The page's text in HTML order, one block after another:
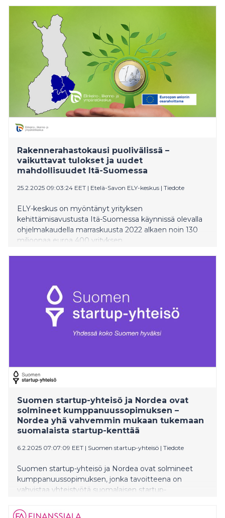
Rakennerahastokausi puolivälissä –
vaikuttavat tulokset ja uudet
mahdollisuudet Itä-Suomessa
25.2.2025 09:03:24 EET | Etelä-Savon ELY-keskus | Tiedote
ELY-keskus on myöntänyt yrityksen
kehittämisavustusta Itä-Suomessa käynnissä olevalla
ohjelmakaudella marraskuusta 2022 alkaen noin 130
miljoonaa euroa 400 yrityksen
tukeviin kehittämishankkeisiin. Nykyinen
rakennerahasto-ohjelma vuosille 2021–2027 laadittiin
tukemaan osaltaan vihreää siirtymää ja yritysten
vastuullisuutta. Itä-Suomessa rahoitusta saaneista
yleisistä kehittämishankkeista yli 30 % ja
yrityshankkeista 40 % edistää vihreää siirtymää.
Suomen startup-yhteisö ja Nordea ovat
solmineet kumppanuussopimuksen –
Nordea yhä vahvemmin mukaan tukemaan
suomalaista startup-kenttää
6.2.2025 07:07:09 EET | Suomen startup-yhteisö | Tiedote
Suomen startup-yhteisö ja Nordea ovat solmineet
kumppanuussopimuksen, jonka tavoitteena on
vahvistaa yhteistyötä suomalaisen startup-
edistää yrittäjyyttä ja innovaatioita.